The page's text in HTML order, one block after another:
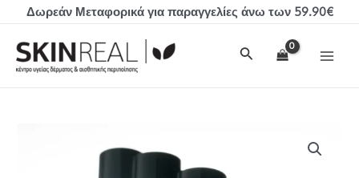
Μετάβαση
περιεχόμενο
Δωρεάν Μεταφορικά για παραγγελίες άνω των 59.90€
Αναζήτηση